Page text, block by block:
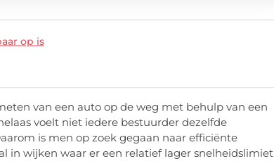
op is
van een auto op de weg met behulp van een
voelt niet iedere bestuurder dezelfde
is men op zoek gegaan naar efficiënte
in wijken waar er een relatief lager snelheidslimiet